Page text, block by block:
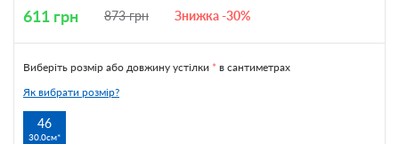
611 грн 873грн Знижка -30%
Виберіть розмір або довжину устілки * в сантиметрах
Як вибрати розмір?
46
30.0см